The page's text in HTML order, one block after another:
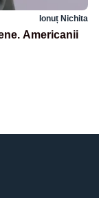
Ionuț Nichita
Americanii